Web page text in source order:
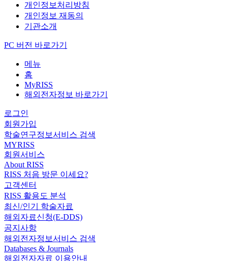
개인정보처리방침
개인정보 재동의
기관소개
PC 버전 바로가기
메뉴
홈
MyRISS
해외전자정보 바로가기
로그인
회원가입
학술연구정보서비스 검색
MYRISS
회원서비스
About RISS
RISS 처음 방문 이세요?
고객센터
RISS 활용도 분석
최신/인기 학술자료
해외자료신청(E-DDS)
공지사항
해외전자정보서비스 검색
Databases & Journals
해외전자자료 이용안내